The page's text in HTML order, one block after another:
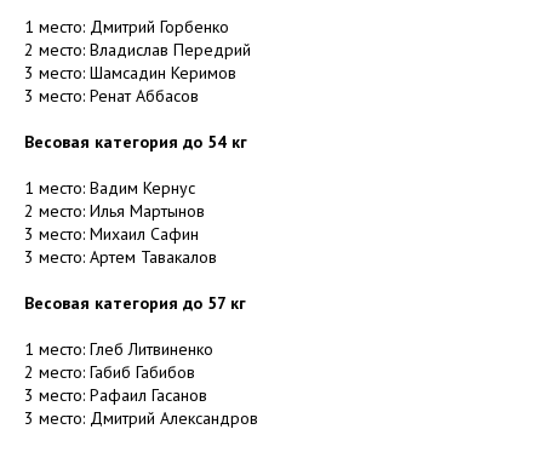
1 место: Дмитрий Горбенко
2 место: Владислав Передрий
3 место: Шамсадин Керимов
3 место: Ренат Аббасов
Весовая категория до 54 кг
1 место: Вадим Кернус
2 место: Илья Мартынов
3 место: Михаил Сафин
3 место: Артем Тавакалов
Весовая категория до 57 кг
1 место: Глеб Литвиненко
2 место: Габиб Габибов
3 место: Рафаил Гасанов
3 место: Дмитрий Александров